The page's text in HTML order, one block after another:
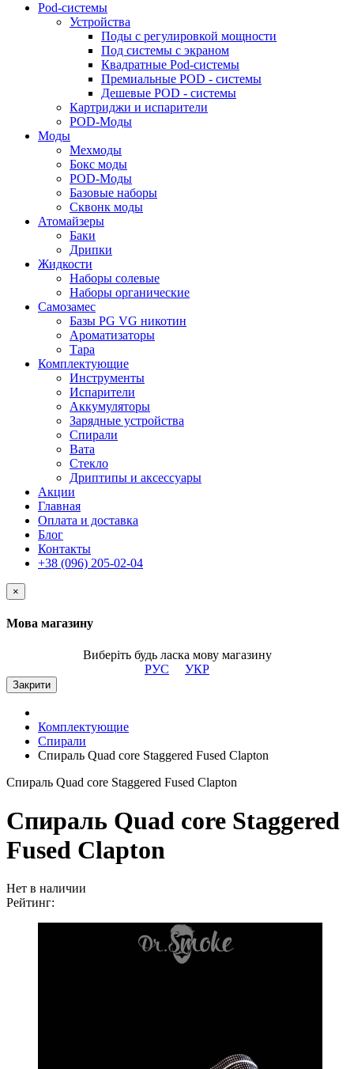
Pod-системы
Устройства
Поды с регулировкой мощности
Под системы с экраном
Квадратные Pod-системы
Премиальные POD - системы
Дешевые POD - системы
Картриджи и испарители
POD-Моды
Моды
Мехмоды
Бокс моды
POD-Моды
Базовые наборы
Сквонк моды
Атомайзеры
Баки
Дрипки
Жидкости
Наборы солевые
Наборы органические
Самозамес
Базы PG VG никотин
Ароматизаторы
Тара
Комплектующие
Инструменты
Испарители
Аккумуляторы
Зарядные устройства
Спирали
Вата
Стекло
Дриптипы и аксессуары
Акции
Главная
Оплата и доставка
Блог
Контакты
+38 (096) 205-02-04
×
Мова магазину
Виберіть будь ласка мову магазину
РУС
УКР
Закрити
Комплектующие
Спирали
Спираль Quad core Staggered Fused Clapton
Спираль Quad core Staggered Fused Clapton
Спираль Quad core Staggered
Fused Clapton
Нет в наличии
Рейтинг: